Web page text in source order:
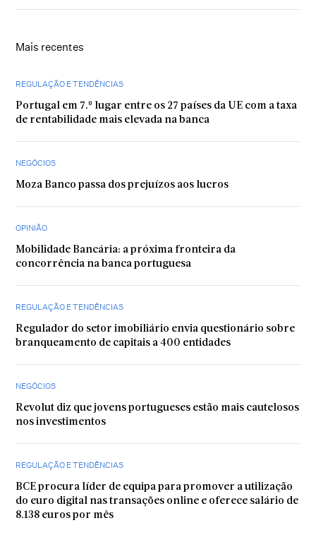
Mais recentes
REGULAÇÃO E TENDÊNCIAS
Portugal em 7.º lugar entre os 27 países da UE com a taxa
de rentabilidade mais elevada na banca
NEGÓCIOS
Moza Banco passa dos prejuízos aos lucros
OPINIÃO
Mobilidade Bancária: a próxima fronteira da
concorrência na banca portuguesa
REGULAÇÃO E TENDÊNCIAS
Regulador do setor imobiliário envia questionário sobre
branqueamento de capitais a 400 entidades
NEGÓCIOS
Revolut diz que jovens portugueses estão mais cautelosos
nos investimentos
REGULAÇÃO E TENDÊNCIAS
BCE procura líder de equipa para promover a utilização
do euro digital nas transações online e oferece salário de
8.138 euros por mês